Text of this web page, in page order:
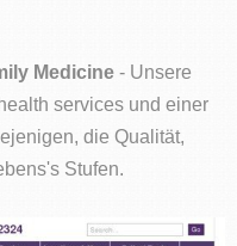
Medicine - Unsere
services und einer
die Qualität,
Stufen.